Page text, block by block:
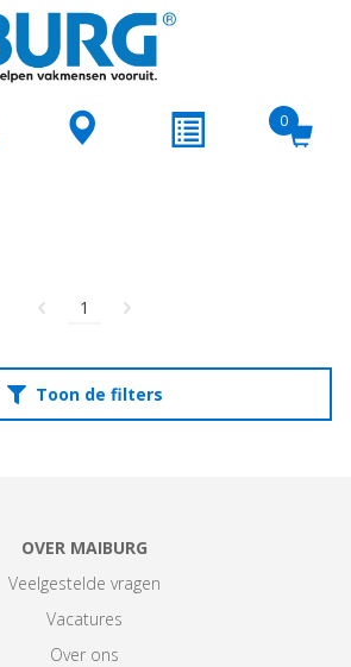
0
1
Toon de filters
OVER MAIBURG
Veelgestelde vragen
Vacatures
Over ons